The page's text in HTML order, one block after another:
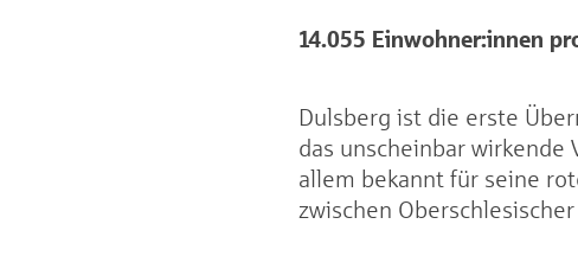
14.055 Einwohner:innen
Dulsberg ist die erste
das unscheinbar
allem bekannt für seine
zwischen